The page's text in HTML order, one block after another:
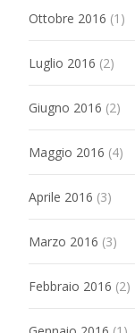
Ottobre 2016 (1)
Luglio 2016 (2)
Giugno 2016 (2)
Maggio 2016 (4)
Aprile 2016 (3)
Marzo 2016 (3)
Febbraio 2016 (2)